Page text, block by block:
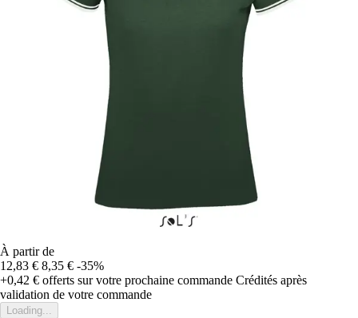
À partir de
12,83 € 8,35 € -35%
+0,42 € offerts sur votre prochaine commande Crédités après
validation de votre commande
Loading...